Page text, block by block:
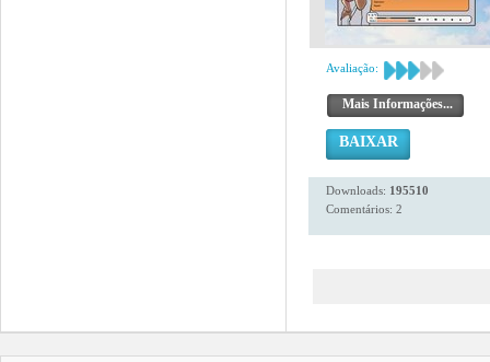
Avaliação:
Mais Informações...
BAIXAR
Downloads: 195510
Comentários: 2